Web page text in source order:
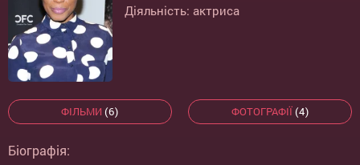
Діяльність: актриса
ФІЛЬМИ (6) ФОТОГРАФІЇ(4)
Біографія: